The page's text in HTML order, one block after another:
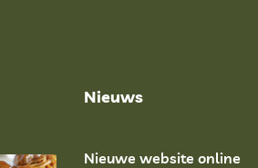
Nieuws
Nieuwe website online